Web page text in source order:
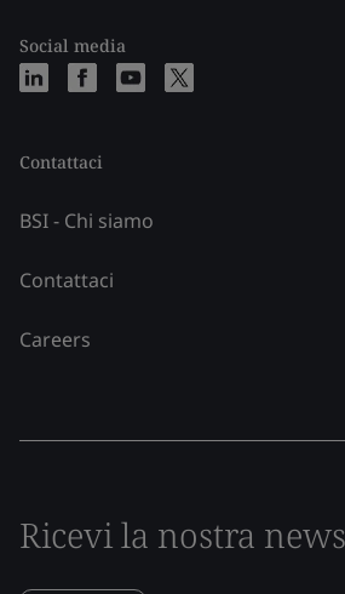
Social media
Contattaci
BSI - Chi siamo
Contattaci
Careers
Ricevi la nostra